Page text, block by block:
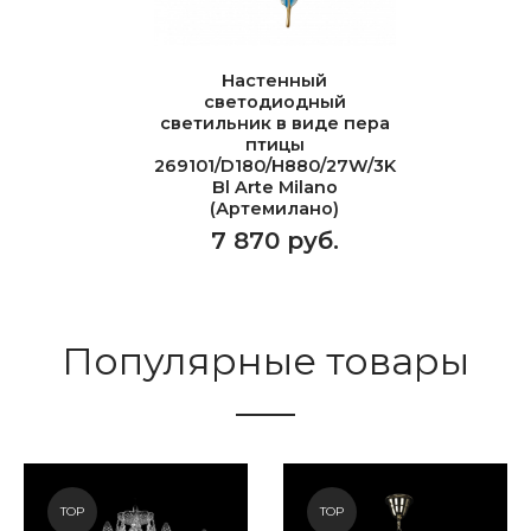
Настенный
светодиодный
светильник в виде пера
птицы
269101/D180/H880/27W/3K
Bl Arte Milano
(Артемилано)
7 870 руб.
Популярные товары
TOP TOP